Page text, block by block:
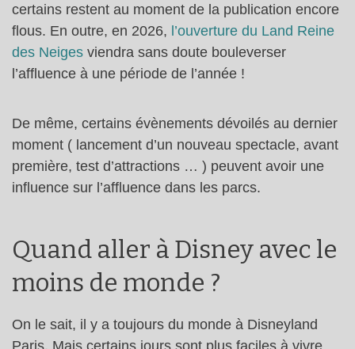
certains restent au moment de la publication encore
flous. En outre, en 2026, l’ouverture du Land Reine
des Neiges viendra sans doute bouleverser
l’affluence à une période de l’année !
De même, certains évènements dévoilés au dernier
moment ( lancement d’un nouveau spectacle, avant
première, test d’attractions … ) peuvent avoir une
influence sur l’affluence dans les parcs.
Quand aller à Disney avec le
moins de monde ?
On le sait, il y a toujours du monde à Disneyland